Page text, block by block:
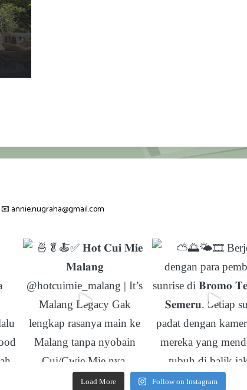
📧 annie.nugraha@gmail.com
Load More Follow on Instagram